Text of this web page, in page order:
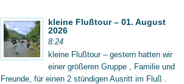
kleine Flußtour – 01. August
2026
8:24
kleine Flußtour – gestern hatten wir
einer größeren Gruppe , Familie und
Freunde, für einen 2 stündigen Ausritt im Fluß .